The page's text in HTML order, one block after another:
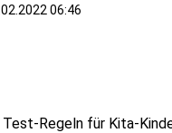
06:46
Regeln für Kita-